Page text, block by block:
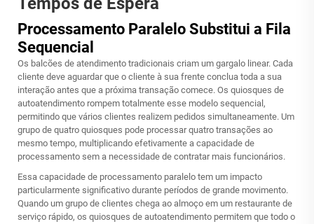
Processamento Paralelo Substitui a Fila
Sequencial
Os balcões de atendimento tradicionais criam um gargalo linear. Cada
cliente deve aguardar que o cliente à sua frente conclua toda a sua
interação antes que a próxima transação comece. Os quiosques de
autoatendimento rompem totalmente esse modelo sequencial,
permitindo que vários clientes realizem pedidos simultaneamente. Um
grupo de quatro quiosques pode processar quatro transações ao
mesmo tempo, multiplicando efetivamente a capacidade de
processamento sem a necessidade de contratar mais funcionários.
Essa capacidade de processamento paralelo tem um impacto
particularmente significativo durante períodos de grande movimento.
Quando um grupo de clientes chega ao almoço em um restaurante de
serviço rápido, os quiosques de autoatendimento permitem que todo o